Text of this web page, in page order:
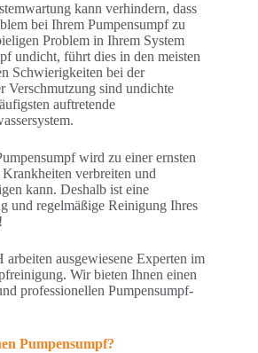
kann verhindern, dass
bei Ihrem Pumpensumpf zu
Problem in Ihrem System
undicht, führt dies in den meisten
Schwierigkeiten bei der
Verschmutzung sind undichte
auftretende
wird zu einer ernsten
verbreiten und
kann. Deshalb ist eine
und regelmäßige Reinigung Ihres
ausgewiesene Experten im
Wir bieten Ihnen einen
professionellen Pumpensumpf-
Pumpensumpf?